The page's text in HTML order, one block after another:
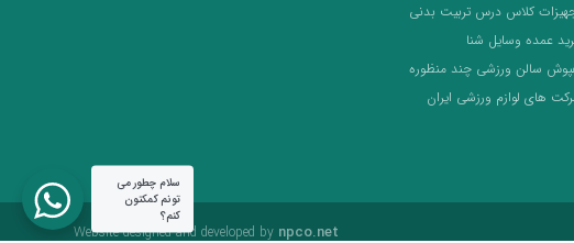
کلاس درس تربیت بدنی
عمده وسایل شنا
سالن ورزشی چند منظوره
های لوازم ورزشی ایران
Website designed and developed by npco.net
سلام چطور می
تونم کمکتون
کنم؟